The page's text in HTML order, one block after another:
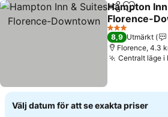
Dela Lägg till
Hampton
Florence-
Se priser
3 Stjärnor
8,9 Utmärkt
Florence, 4.3
Centralt läge i
Välj datum för att se exakta priser